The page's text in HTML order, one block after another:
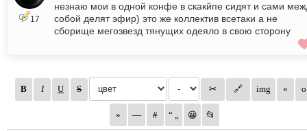
17
незнаю мои в одной конфе в скакйпе сидят и сами
собой делят эфир) это же коллектив всетаки а не
сборище мегозвезд тянущих одеяло в свою сторону